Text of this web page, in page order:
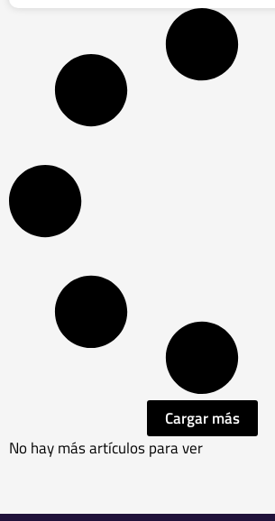
Cargar más
No hay más artículos para ver